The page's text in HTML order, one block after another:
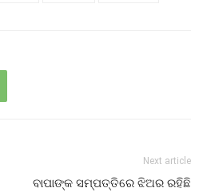
Next article
ବାପାଙ୍କ ସମ୍ପତ୍ତିରେ ଝିଅର ରହିଛି